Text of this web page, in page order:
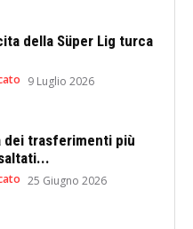
della Süper Lig turca
9 Luglio 2026
dei trasferimenti più
25 Giugno 2026